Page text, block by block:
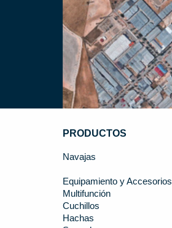
PRODUCTOS
Navajas
Equipamiento y Accesorios
Multifunción
Cuchillos
Hachas